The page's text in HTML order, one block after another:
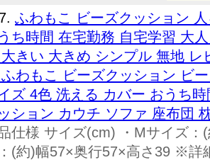
ふわもこ ビーズクッション
ち時間 在宅勤務 自宅学習 大
大きい 大きめ シンプル 無地
わもこ ビーズクッション ビ
ズ 4色 洗える カバー おうち
ション カウチ ソファ 座布団
仕様 サイズ(cm) ・Mサイズ
(約)幅57×奥行57×高さ39 ※詳